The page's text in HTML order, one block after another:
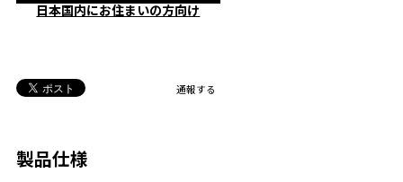
日本国内にお住まいの方向け
通報する
製品仕様